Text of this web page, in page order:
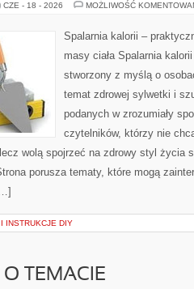
CZE - 18 - 2026 MOŻLIWOŚĆ
Spalarnia kalorii –
masy ciała Spalarnia
stworzony z myślą o
temat zdrowej sylwetki i
podanych w zrozumiały
czytelników, którzy nie
wolą spojrzeć na zdrowy styl życia
porusza tematy, które mogą
INSTRUKCJE DIY
TEMACIE